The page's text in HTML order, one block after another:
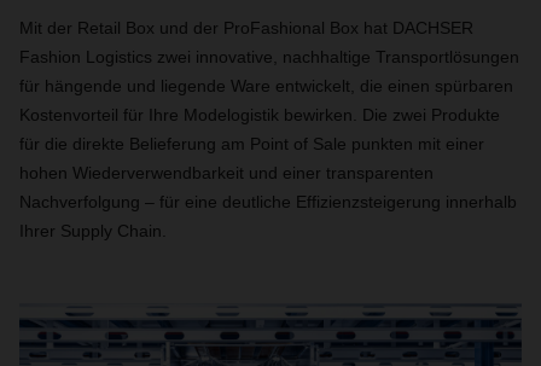
Mit der Retail Box und der ProFashional Box hat DACHSER
Fashion Logistics zwei innovative, nachhaltige Transportlösungen
für hängende und liegende Ware entwickelt, die einen spürbaren
Kostenvorteil für Ihre Modelogistik bewirken. Die zwei Produkte
für die direkte Belieferung am Point of Sale punkten mit einer
hohen Wiederverwendbarkeit und einer transparenten
Nachverfolgung – für eine deutliche Effizienzsteigerung innerhalb
Ihrer Supply Chain.